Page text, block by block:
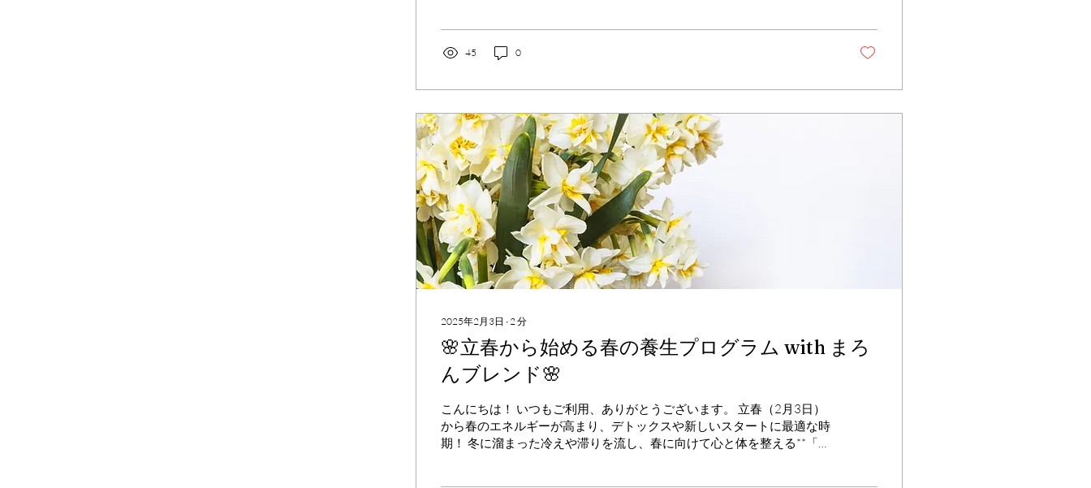
45 0
2025年2月3日 ∙ 2分
🌸立春から始める春の養生プログラム with まろ
んブレンド🌸
こんにちは！ いつもご利用、ありがとうございます。 立春（2月3日）
から春のエネルギーが高まり、デトックスや新しいスタートに最適な時
期！ 冬に溜まった冷えや滞りを流し、春に向けて心と体を整える**「春